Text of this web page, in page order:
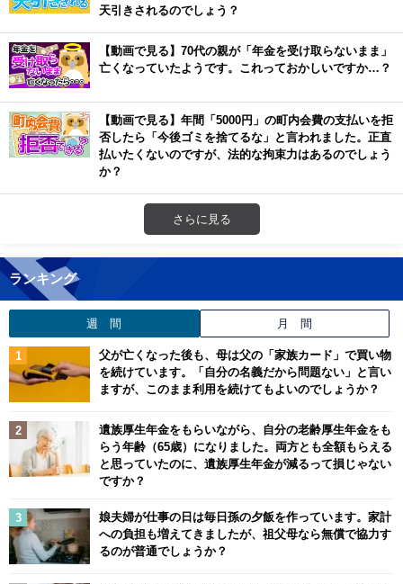
天引きされるのでしょう？
【動画で見る】70代の親が「年金を受け取らないまま」
亡くなっていたようです。これっておかしいですか…？
【動画で見る】年間「5000円」の町内会費の支払いを拒
否したら「今後ゴミを捨てるな」と言われました。正直
払いたくないのですが、法的な拘束力はあるのでしょう
か？
さらに見る
ランキング
週 間 月 間
父が亡くなった後も、母は父の「家族カード」で買い物
を続けています。「自分の名義だから問題ない」と言い
ますが、このまま利用を続けてもよいのでしょうか？
遺族厚生年金をもらいながら、自分の老齢厚生年金をも
らう年齢（65歳）になりました。両方とも全額もらえる
と思っていたのに、遺族厚生年金が減るって損じゃない
ですか？
娘夫婦が仕事の日は毎日孫の夕飯を作っています。家計
への負担も増えてきましたが、祖父母なら無償で協力す
るのが普通でしょうか？